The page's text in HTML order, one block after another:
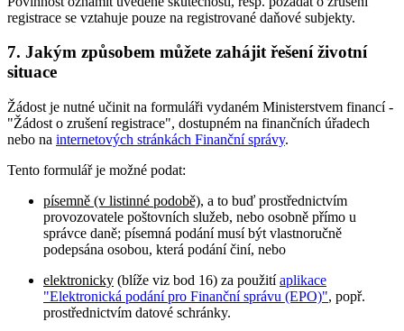
registrace se vztahuje pouze na registrované daňové subjekty.
7. Jakým způsobem můžete zahájit řešení životní
situace
Žádost je nutné učinit na formuláři vydaném Ministerstvem financí -
"Žádost o zrušení registrace", dostupném na finančních úřadech
nebo na internetových stránkách Finanční správy.
Tento formulář je možné podat:
písemně (v listinné podobě), a to buď prostřednictvím
provozovatele poštovních služeb, nebo osobně přímo u
správce daně; písemná podání musí být vlastnoručně
podepsána osobou, která podání činí, nebo
elektronicky (blíže viz bod 16) za použitíaplikace
"Elektronická podání pro Finanční správu (EPO)", popř.
prostřednictvím datové schránky.